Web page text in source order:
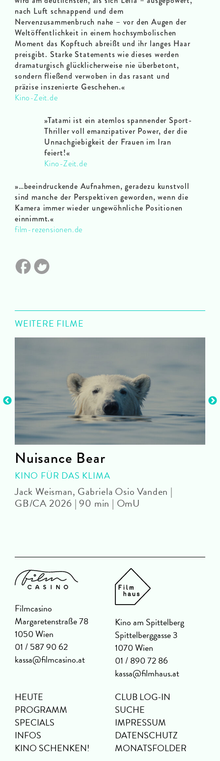
nach Luft schnappend und dem
Nervenzusammenbruch nahe – vor den Augen der
Weltöffentlichkeit in einem hochsymbolischen
Moment das Kopftuch abreißt und ihr langes Haar
preisgibt. Starke Statements wie dieses werden
dramaturgisch glücklicherweise nie überbetont,
sondern fließend verwoben in das rasant und
präzise inszenierte Geschehen.«
Kino-Zeit.de
»Tatami ist ein atemlos spannender Sport-
Thriller voll emanzipativer Power, der die
Unnachgiebigkeit der Frauen im Iran
feiert!«
Kino-Zeit.de
»…beeindruckende Aufnahmen, geradezu kunstvoll
sind manche der Perspektiven geworden, wenn die
Kamera immer wieder ungewöhnliche Positionen
einnimmt.«
film-rezensionen.de
WEITERE FILME
Nuisance Bear
KINO FÜR DAS KLIMA
Jack Weisman, Gabriela Osio Vanden |
GB/CA 2026 | 90 min | OmU
Filmcasino
Margaretenstraße 78
1050 Wien
01 / 587 90 62
kassa@filmcasino.at
Kino am Spittelberg
Spittelberggasse 3
1070 Wien
01 / 890 72 86
kassa@filmhaus.at
HEUTE
PROGRAMM
SPECIALS
INFOS
KINO SCHENKEN!
CLUB LOG-IN
SUCHE
IMPRESSUM
DATENSCHUTZ
MONATSFOLDER